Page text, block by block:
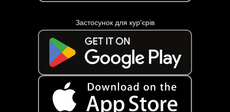
Застосунок для кур’єрів